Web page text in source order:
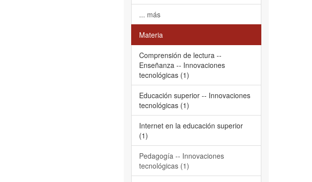
... más
Materia
Comprensión de lectura --
Enseñanza -- Innovaciones
tecnológicas (1)
Educación superior -- Innovaciones
tecnológicas (1)
Internet en la educación superior
(1)
Pedagogía -- Innovaciones
tecnológicas (1)